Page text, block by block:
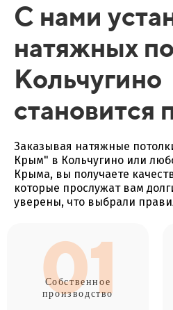
С нами
натяжных
Кольчугино
становится
Заказывая натяжные
Крым" в Кольчугино или
Крыма, вы получаете
которые прослужат вам
уверены, что выбрали
01
Собственное
производство